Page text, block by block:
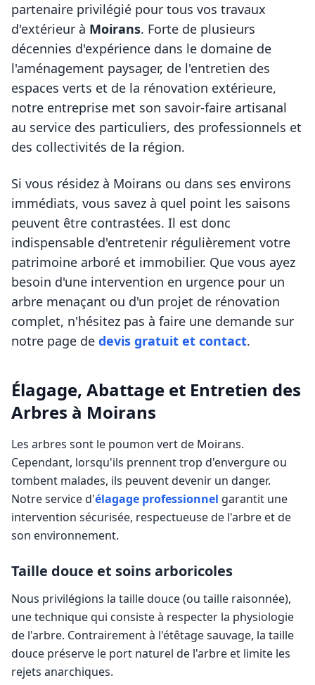
partenaire privilégié pour tous vos travaux
d'extérieur à Moirans. Forte de plusieurs
décennies d'expérience dans le domaine de
l'aménagement paysager, de l'entretien des
espaces verts et de la rénovation extérieure,
notre entreprise met son savoir-faire artisanal
au service des particuliers, des professionnels et
des collectivités de la région.
Si vous résidez à Moirans ou dans ses environs
immédiats, vous savez à quel point les saisons
peuvent être contrastées. Il est donc
indispensable d'entretenir régulièrement votre
patrimoine arboré et immobilier. Que vous ayez
besoin d'une intervention en urgence pour un
arbre menaçant ou d'un projet de rénovation
complet, n'hésitez pas à faire une demande sur
notre page de devis gratuit et contact.
Élagage, Abattage et Entretien des
Arbres à Moirans
Les arbres sont le poumon vert de Moirans.
Cependant, lorsqu'ils prennent trop d'envergure ou
tombent malades, ils peuvent devenir un danger.
Notre service d'élagage professionnel garantit une
intervention sécurisée, respectueuse de l'arbre et de
son environnement.
Taille douce et soins arboricoles
Nous privilégions la taille douce (ou taille raisonnée),
une technique qui consiste à respecter la physiologie
de l'arbre. Contrairement à l'étêtage sauvage, la taille
douce préserve le port naturel de l'arbre et limite les
rejets anarchiques.